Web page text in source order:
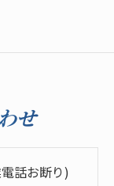
せ
話お断り)